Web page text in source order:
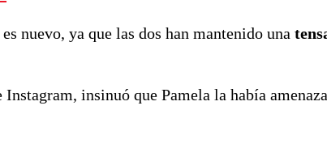
es nuevo, ya que las dos han mantenido una
insinuó que Pamela la había